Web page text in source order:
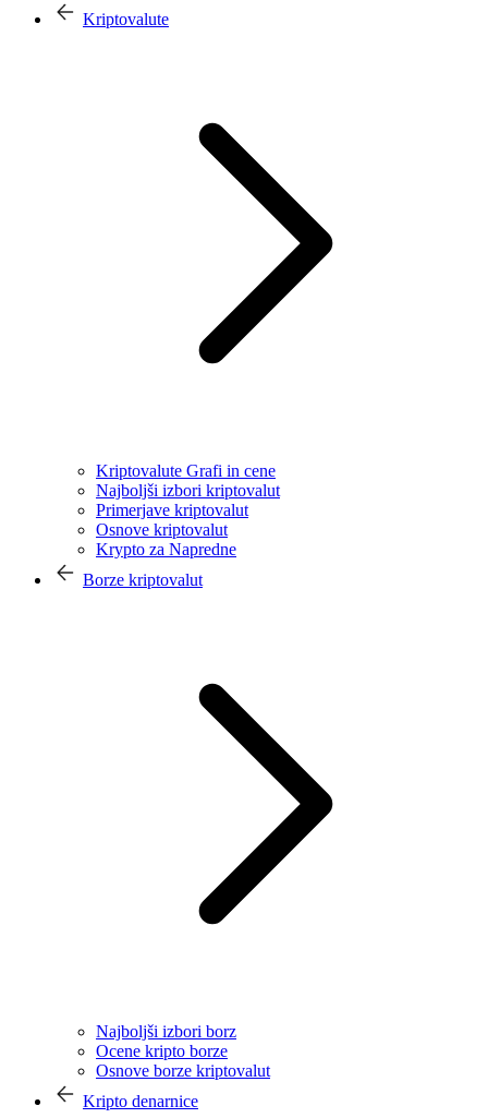
Kriptovalute
Kriptovalute Grafi in cene
Najboljši izbori kriptovalut
Primerjave kriptovalut
Osnove kriptovalut
Krypto za Napredne
Borze kriptovalut
Najboljši izbori borz
Ocene kripto borze
Osnove borze kriptovalut
Kripto denarnice